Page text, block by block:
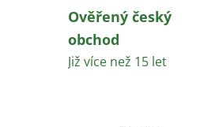
Ověřený český
obchod
Již více než 15 let